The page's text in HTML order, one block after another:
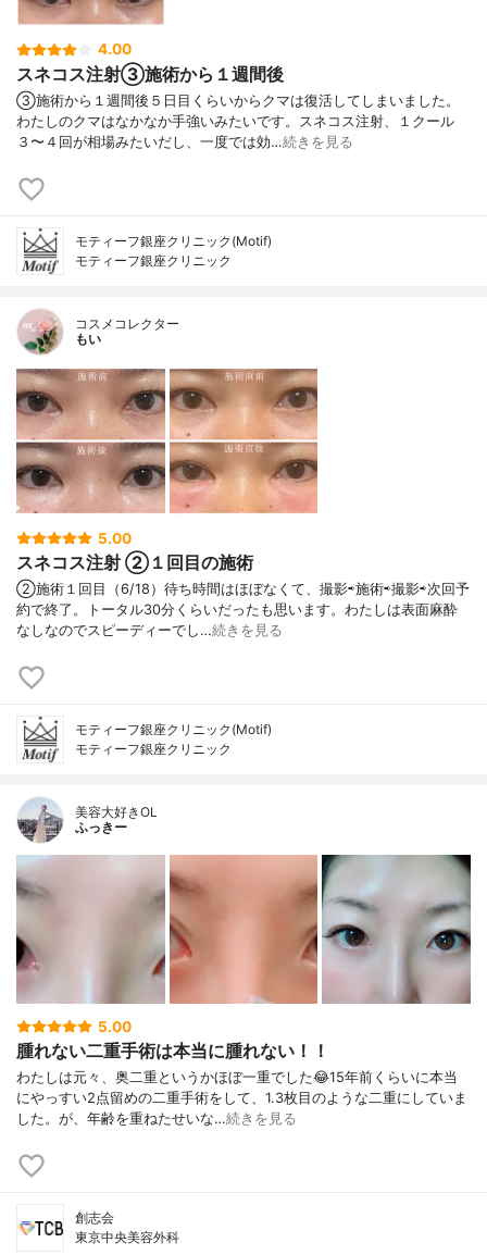
4.00
スネコス注射③施術から１週間後
③施術から１週間後５日目くらいからクマは復活してしまいました。
わたしのクマはなかなか手強いみたいです。スネコス注射、１クール
３〜４回が相場みたいだし、一度では効…続きを見る
モティーフ銀座クリニック(Motif)
モティーフ銀座クリニック
コスメコレクター
もい
5.00
スネコス注射 ②１回目の施術
②施術１回目（6/18）待ち時間はほぼなくて、撮影⇨施術⇨撮影⇨次回予
約で終了。トータル30分くらいだったも思います。わたしは表面麻酔
なしなのでスピーディーでし…続きを見る
モティーフ銀座クリニック(Motif)
モティーフ銀座クリニック
美容大好きOL
ふっきー
5.00
腫れない二重手術は本当に腫れない！！
わたしは元々、奥二重というかほぼ一重でした😂15年前くらいに本当
にやっすい2点留めの二重手術をして、1.3枚目のような二重にしていま
した。が、年齢を重ねたせいな…続きを見る
創志会
東京中央美容外科